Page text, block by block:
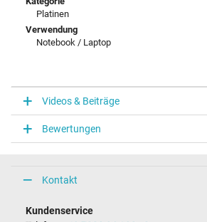
Platinen
Verwendung
Notebook / Laptop
Videos & Beiträge
Bewertungen
Kontakt
Kundenservice